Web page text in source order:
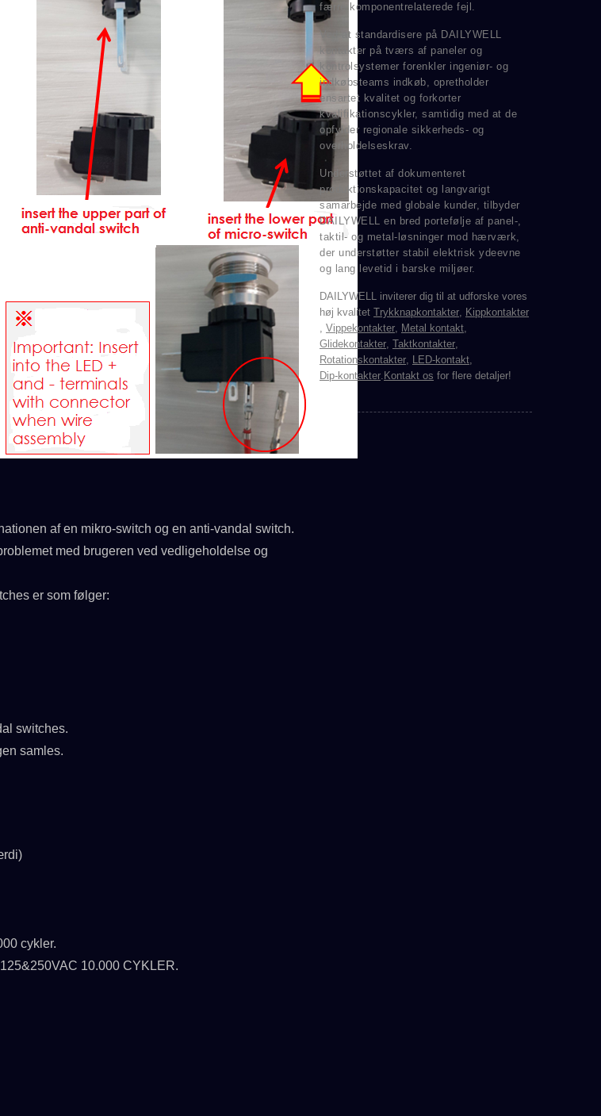
af en mikro-switch og en anti-vandal switch.
med brugeren ved vedligeholdelse og
er som følger:
switches.
samles.
cykler.
10.000 CYKLER.
færre komponentrelaterede fejl.
Ved at standardisere på DAILYWELL
kontakter på tværs af paneler og
kontrolsystemer forenkler ingeniør- og
indkøbsteams indkøb, opretholder
ensartet kvalitet og forkorter
kvalifikationscykler, samtidig med at de
opfylder regionale sikkerheds- og
overholdelseskrav.
Understøttet af dokumenteret
produktionskapacitet og langvarigt
samarbejde med globale kunder, tilbyder
DAILYWELL en bred portefølje af panel-,
taktil- og metal-løsninger mod hærværk,
der understøtter stabil elektrisk ydeevne
og lang levetid i barske miljøer.
DAILYWELL inviterer dig til at udforske vores
høj kvalitet Trykknapkontakter, Kippkontakter
, Vippekontakter, Metal kontakt,
Glidekontakter, Taktkontakter,
Rotationskontakter, LED-kontakt,
Dip-kontakter. Kontakt os for flere detaljer!